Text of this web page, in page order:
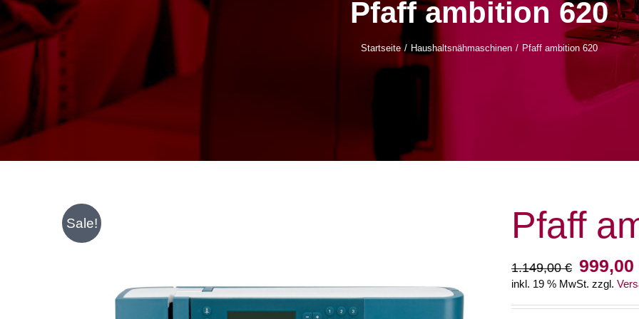
Pfaff ambition 620
Startseite Haushaltsnähmaschinen Pfaff ambition 620
Sale! Pfaff
1.149,00€
Preis
1.149,00
999,00
inkl. 19 % MwSt. zzgl.